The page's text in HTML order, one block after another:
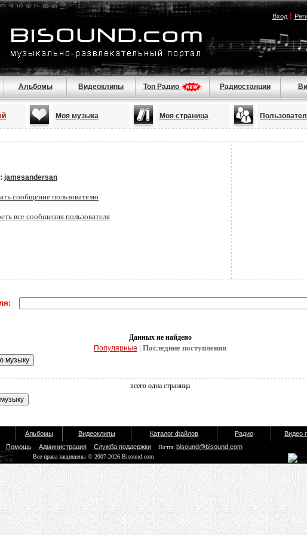
Вход|
Альбомы Видеоклипы Топ Радио Радиостанции
Моя музыка Моя страница
jamesandersan
сообщение пользователю
все сообщения пользователя
Данных не найдено
Популярные | Последние поступления
всего одна страница
Альбомы Видеоклипы Каталог файлов Радио Видео
Помощь Администрация Служба поддержки Почта: bisound@bisound.com
Все права защищены © 2007-2026 Bisound.com